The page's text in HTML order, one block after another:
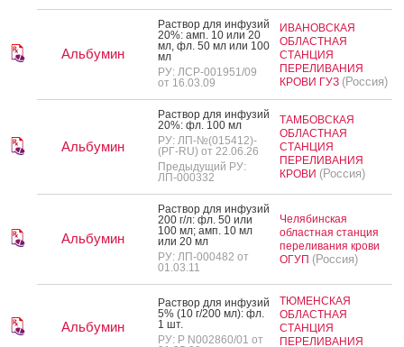
Альбумин
Рас­твор для ин­фу­зий
20%: амп. 10 или 20
мл, фл. 50 мл или 100
мл
РУ: ЛСР-001951/09
от 16.03.09
ИВАНОВСКАЯ
ОБЛАСТНАЯ
СТАНЦИЯ
ПЕРЕЛИВАНИЯ
КРОВИ ГУЗ (Россия)
Альбумин
Рас­твор для ин­фу­зий
20%: фл. 100 мл
РУ: ЛП-№(015412)-
(РГ-RU) от 22.06.26
Предыдущий РУ:
ЛП-000332
ТАМБОВСКАЯ
ОБЛАСТНАЯ
СТАНЦИЯ
ПЕРЕЛИВАНИЯ
КРОВИ (Россия)
Альбумин
Рас­твор для ин­фу­зий
200 г/л: фл. 50 или
100 мл; амп. 10 мл
или 20 мл
РУ: ЛП-000482 от
01.03.11
Челябинская
областная станция
переливания крови
ОГУП (Россия)
Альбумин
Рас­твор для ин­фу­зий
5% (10 г/200 мл): фл.
1 шт.
РУ: Р N002860/01 от
ТЮМЕНСКАЯ
ОБЛАСТНАЯ
СТАНЦИЯ
ПЕРЕЛИВАНИЯ